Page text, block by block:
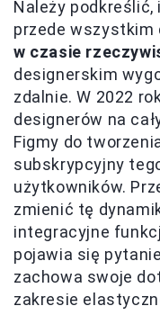
Należy podkreślić,
przede wszystkim
w czasie
designerskim
zdalnie. W 2022
designerów na
Figmy do
subskrypcyjny
użytkowników.
zmienić tę
integracyjne
pojawia się
zachowa swoje
zakresie